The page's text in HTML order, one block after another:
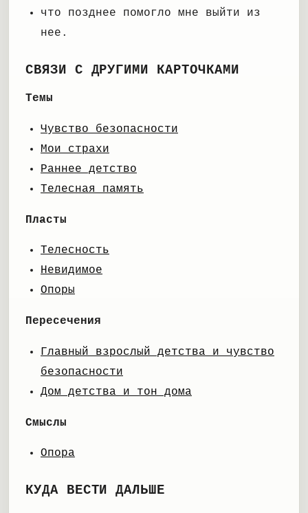
что позднее помогло мне выйти из
нее.
СВЯЗИ С ДРУГИМИ КАРТОЧКАМИ
Темы
Чувство безопасности
Мои страхи
Раннее детство
Телесная память
Пласты
Телесность
Невидимое
Опоры
Пересечения
Главный взрослый детства и чувство
безопасности
Дом детства и тон дома
Смыслы
Опора
КУДА ВЕСТИ ДАЛЬШЕ